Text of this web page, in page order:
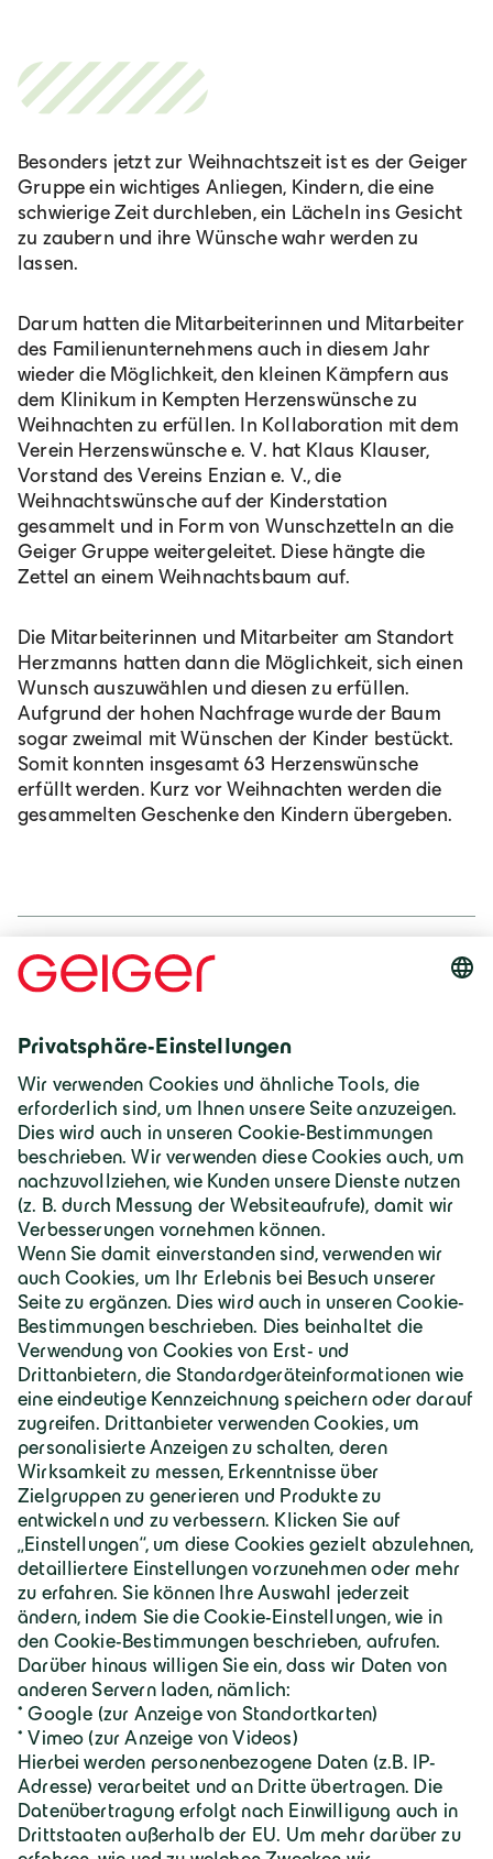
Geiger Pressestelle
presse@geigergruppe.de
Download Foto
JPG
Besonders jetzt zur Weihnachtszeit ist es der Geiger
Gruppe ein wichtiges Anliegen, Kindern, die eine
schwierige Zeit durchleben, ein Lächeln ins Gesicht
zu zaubern und ihre Wünsche wahr werden zu
lassen.
Darum hatten die Mitarbeiterinnen und Mitarbeiter
des Familienunternehmens auch in diesem Jahr
wieder die Möglichkeit, den kleinen Kämpfern aus
dem Klinikum in Kempten Herzenswünsche zu
Weihnachten zu erfüllen. In Kollaboration mit dem
Verein Herzenswünsche e. V. hat Klaus Klauser,
Vorstand des Vereins Enzian e. V., die
Weihnachtswünsche auf der Kinderstation
gesammelt und in Form von Wunschzetteln an die
Geiger Gruppe weitergeleitet. Diese hängte die
Zettel an einem Weihnachtsbaum auf.
Die Mitarbeiterinnen und Mitarbeiter am Standort
Herzmanns hatten dann die Möglichkeit, sich einen
Wunsch auszuwählen und diesen zu erfüllen.
Aufgrund der hohen Nachfrage wurde der Baum
sogar zweimal mit Wünschen der Kinder bestückt.
Somit konnten insgesamt 63 Herzenswünsche
erfüllt werden. Kurz vor Weihnachten werden die
gesammelten Geschenke den Kindern übergeben.
Deutschland | Deutsch
Geiger Gruppe
Über Geiger
Karriere
Geiger Gruppe
Wilhelm-Geiger-Straße 1